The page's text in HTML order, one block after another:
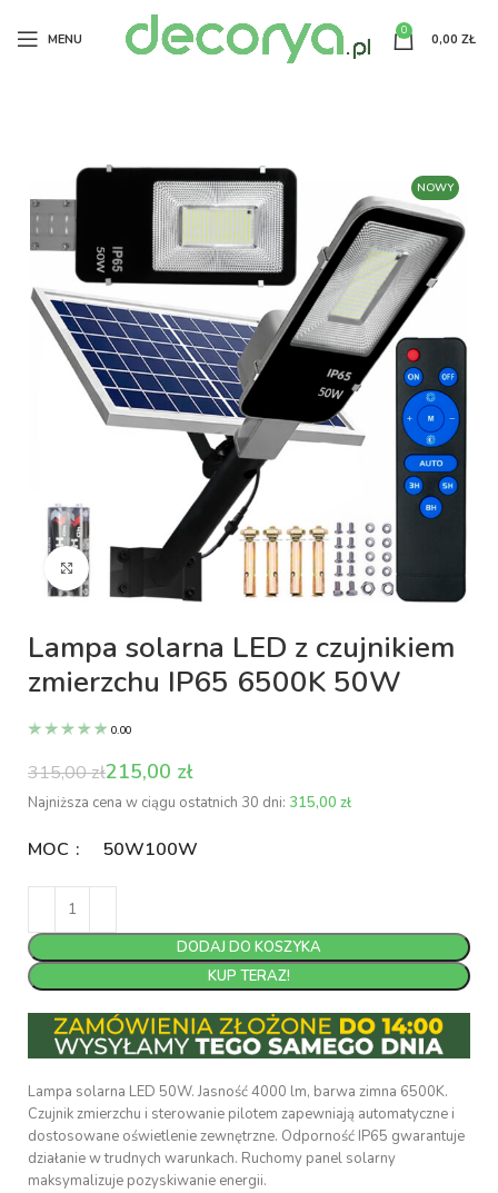
MENU
0
0,00 ZŁ
NOWY
Kliknij aby powiększyć
Lampa solarna LED z czujnikiem
zmierzchu IP65 6500K 50W
0.00
315,00zł215,00 zł
Najniższa cena w ciągu ostatnich 30 dni: 315,00 zł
MOC 50W100W
DODAJ DO KOSZYKA
KUP TERAZ!
Lampa solarna LED 50W. Jasność 4000 lm, barwa zimna 6500K.
Czujnik zmierzchu i sterowanie pilotem zapewniają automatyczne i
dostosowane oświetlenie zewnętrzne. Odporność IP65 gwarantuje
działanie w trudnych warunkach. Ruchomy panel solarny
maksymalizuje pozyskiwanie energii.